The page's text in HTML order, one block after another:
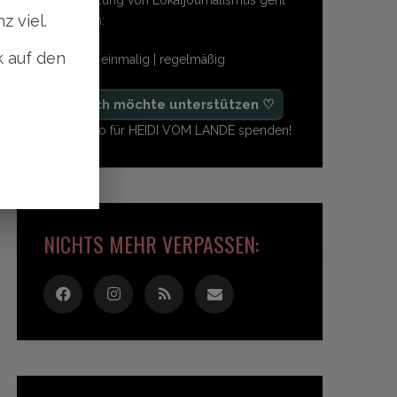
so einfach:
freiwillig | einmalig | regelmäßig
♡ Ja, ich möchte unterstützen ♡
Ab 1,- Euro für HEIDI VOM LANDE spenden!
NICHTS MEHR VERPASSEN:
viel.
auf den